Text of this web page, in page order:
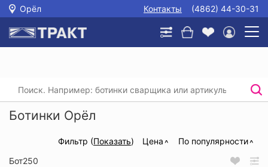
Орёл Контакты (4862) 44-30-31
Главная / /
Ботинки Орёл
Фильтр (Показать) Цена
По популярности
Бот250